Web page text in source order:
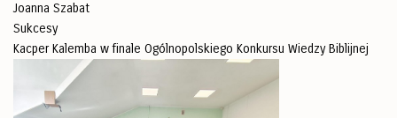
Joanna Szabat
Sukcesy
Kacper Kalemba w finale Ogólnopolskiego Konkursu Wiedzy Biblijnej